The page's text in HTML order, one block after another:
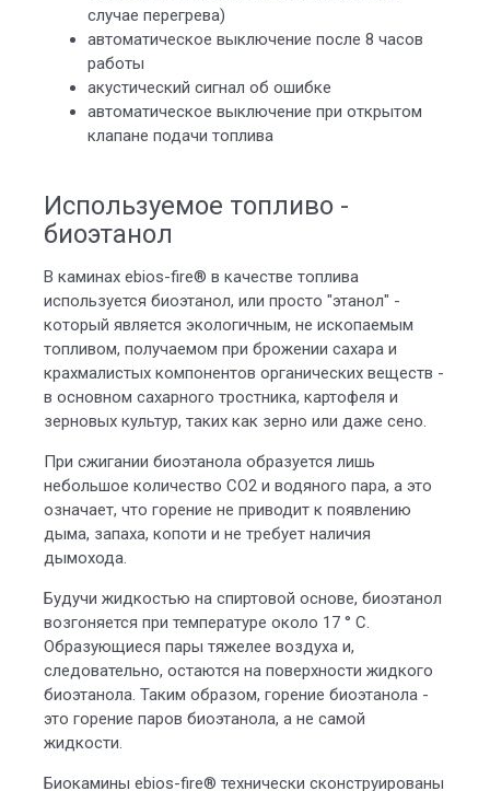
случае перегрева)
автоматическое выключение после 8 часов
работы
акустический сигнал об ошибке
автоматическое выключение при открытом
клапане подачи топлива
Используемое топливо -
биоэтанол
В каминах ebios-fire® в качестве топлива
используется биоэтанол, или просто "этанол" -
который является экологичным, не ископаемым
топливом, получаемом при брожении сахара и
крахмалистых компонентов органических веществ -
в основном сахарного тростника, картофеля и
зерновых культур, таких как зерно или даже сено.
При сжигании биоэтанола образуется лишь
небольшое количество СО2 и водяного пара, а это
означает, что горение не приводит к появлению
дыма, запаха, копоти и не требует наличия
дымохода.
Будучи жидкостью на спиртовой основе, биоэтанол
возгоняется при температуре около 17 ° C.
Образующиеся пары тяжелее воздуха и,
следовательно, остаются на поверхности жидкого
биоэтанола. Таким образом, горение биоэтанола -
это горение паров биоэтанола, а не самой
жидкости.
Биокамины ebios-fire® технически сконструированы